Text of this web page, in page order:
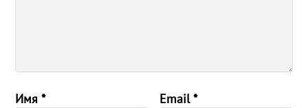
Имя* Email*